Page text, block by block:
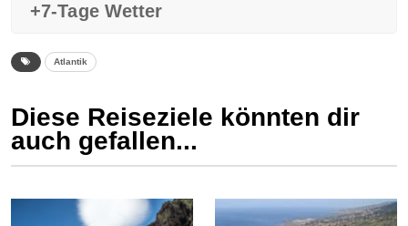
+7-Tage Wetter
Atlantik
Diese Reiseziele könnten dir
auch gefallen...